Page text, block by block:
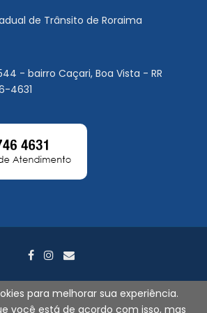
de Trânsito de Roraima
- bairro Caçari, Boa Vista - RR
4631
Todos os direitos reservados. - PorSearch
para melhorar sua experiência.
você está de acordo com isso, mas